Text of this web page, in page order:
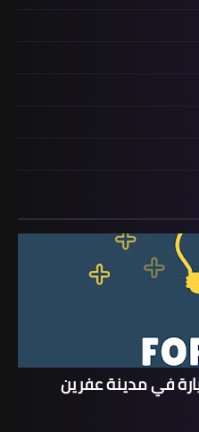
في مدينة عفرين